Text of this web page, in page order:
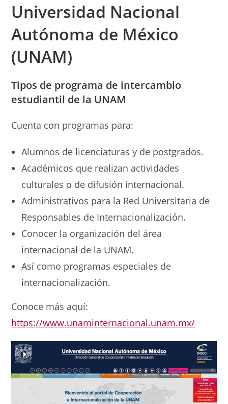
Universidad Nacional
Autónoma de México
(UNAM)
Tipos de programa de intercambio
estudiantil de la UNAM
Cuenta con programas para:
Alumnos de licenciaturas y de postgrados.
Académicos que realizan actividades
culturales o de difusión internacional.
Administrativos para la Red Universitaria de
Responsables de Internacionalización.
Conocer la organización del área
internacional de la UNAM.
Así como programas especiales de
internacionalización.
Conoce más aquí:
https://www.unaminternacional.unam.mx/